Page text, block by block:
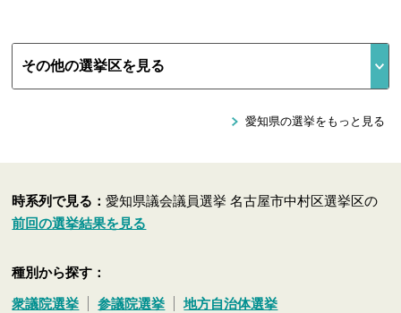
愛知県の選挙をもっと見る
時系列で見る：愛知県議会議員選挙 名古屋市中村区選挙区の
前回の選挙結果を見る
種別から探す：
衆議院選挙 参議院選挙 地方自治体選挙